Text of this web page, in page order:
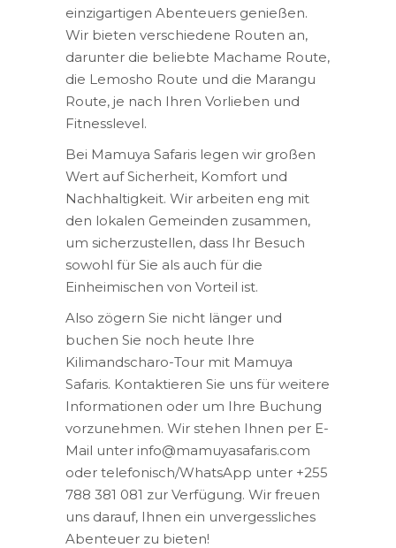
einzigartigen Abenteuers genießen.
Wir bieten verschiedene Routen an,
darunter die beliebte Machame Route,
die Lemosho Route und die Marangu
Route, je nach Ihren Vorlieben und
Fitnesslevel.
Bei Mamuya Safaris legen wir großen
Wert auf Sicherheit, Komfort und
Nachhaltigkeit. Wir arbeiten eng mit
den lokalen Gemeinden zusammen,
um sicherzustellen, dass Ihr Besuch
sowohl für Sie als auch für die
Einheimischen von Vorteil ist.
Also zögern Sie nicht länger und
buchen Sie noch heute Ihre
Kilimandscharo-Tour mit Mamuya
Safaris. Kontaktieren Sie uns für weitere
Informationen oder um Ihre Buchung
vorzunehmen. Wir stehen Ihnen per E-
Mail unter info@mamuyasafaris.com
oder telefonisch/WhatsApp unter +255
788 381 081 zur Verfügung. Wir freuen
uns darauf, Ihnen ein unvergessliches
Abenteuer zu bieten!